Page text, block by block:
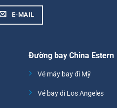
E-MAIL
Đường bay China Estern
Vé máy bay đi Mỹ
Vé bay đi Los Angeles